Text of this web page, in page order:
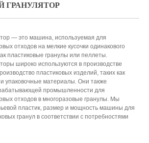
ГРАНУЛЯТОР
— это машина, используемая для
отходов на мелкие кусочки одинакового
пластиковые гранулы или пеллеты.
широко используются в производстве
пластиковых изделий, таких как
упаковочные материалы. Они также
промышленности для
отходов в многоразовые гранулы. Мы
пластик, размер и мощность машины для
гранул в соответствии с потребностями